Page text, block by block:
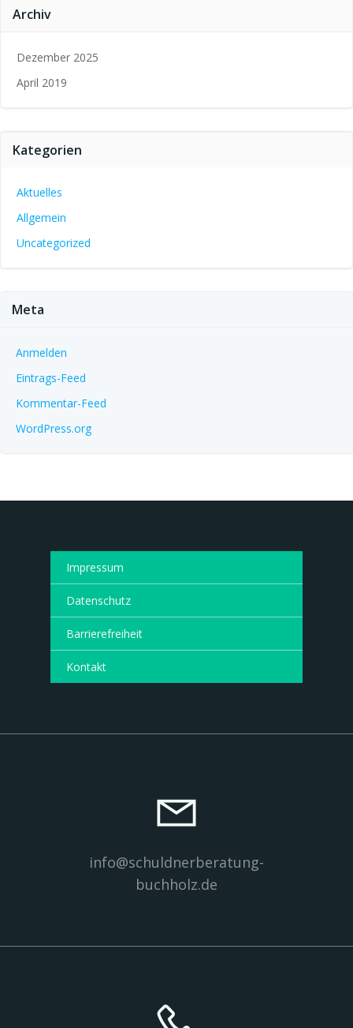
Archiv
Dezember 2025
April 2019
Kategorien
Aktuelles
Allgemein
Uncategorized
Meta
Anmelden
Eintrags-Feed
Kommentar-Feed
WordPress.org
Impressum
Datenschutz
Barrierefreiheit
Kontakt
info@schuldnerberatung-
buchholz.de